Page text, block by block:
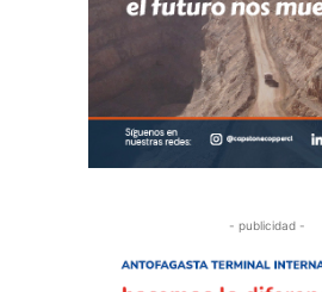
- publicidad -